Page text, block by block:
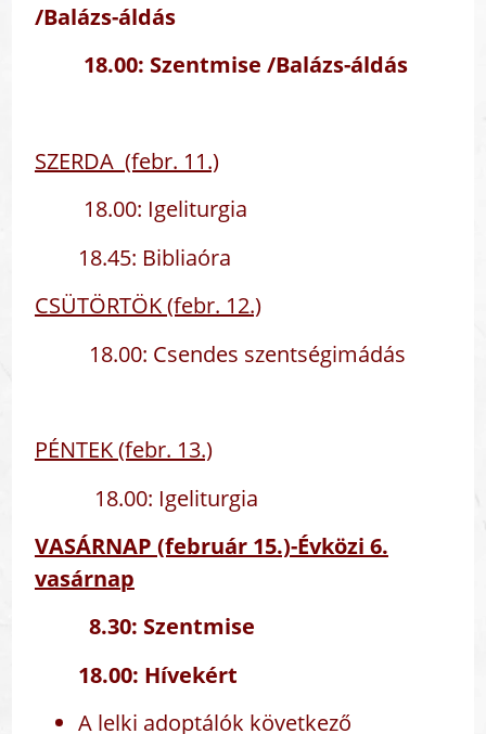
/Balázs-áldás
18.00: Szentmise /Balázs-áldás
SZERDA (febr. 11.)
18.00: Igeliturgia
18.45: Bibliaóra
CSÜTÖRTÖK (febr. 12.)
18.00: Csendes szentségimádás
PÉNTEK (febr. 13.)
18.00: Igeliturgia
VASÁRNAP (február 15.)-Évközi 6.
vasárnap
8.30: Szentmise
18.00: Hívekért
A lelki adoptálók következő